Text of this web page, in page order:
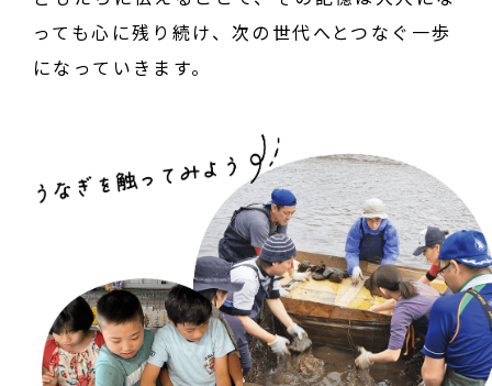
っても心に残り続け、次の世代へとつなぐ一歩
になっていきます。